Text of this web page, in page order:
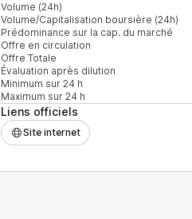
Volume (24h)
Volume/Capitalisation boursière (24h)
Prédominance sur la cap. du marché
Offre en circulation
Offre Totale
Évaluation après dilution
Minimum sur 24 h
Maximum sur 24 h
Liens officiels
Site internet
% du volume Confiance
100 %